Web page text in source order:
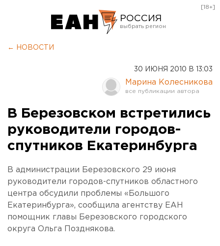
РОССИЯ
Оренбург
[18+]
← НОВОСТИ
30 ИЮНЯ 2010 В 13:03
Марина Колесникова
В Березовском встретились
руководители городов-
спутников Екатеринбурга
В администрации Березовского 29 июня
руководители городов-спутников областного
центра обсудили проблемы «Большого
Екатеринбурга», сообщила агентству ЕАН
помощник главы Березовского городского
округа Ольга Позднякова.